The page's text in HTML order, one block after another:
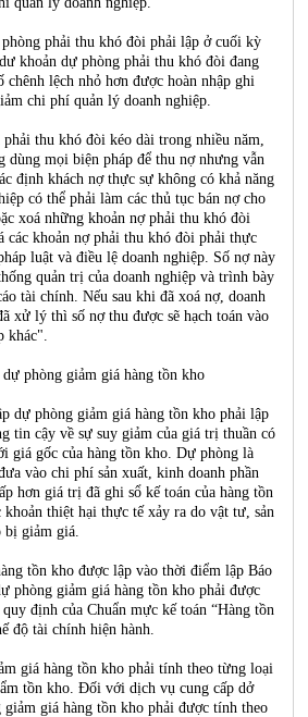
phải thu khó đòi phải lập ở cuối kỳ
khoản dự phòng phải thu khó đòi đang
chênh lệch nhỏ hơn được hoàn nhập ghi
chi phí quản lý doanh nghiệp.
thu khó đòi kéo dài trong nhiều năm,
dùng mọi biện pháp để thu nợ nhưng vẫn
định khách nợ thực sự không có khả năng
có thể phải làm các thủ tục bán nợ cho
xoá những khoản nợ phải thu khó đòi
các khoản nợ phải thu khó đòi phải thực
luật và điều lệ doanh nghiệp. Số nợ này
quản trị của doanh nghiệp và trình bày
tài chính. Nếu sau khi đã xoá nợ, doanh
xử lý thì số nợ thu được sẽ hạch toán vào
khác".
phòng giảm giá hàng tồn kho
dự phòng giảm giá hàng tồn kho phải lập
tin cậy về sự suy giảm của giá trị thuần có
giá gốc của hàng tồn kho. Dự phòng là
vào chi phí sản xuất, kinh doanh phần
hơn giá trị đã ghi sổ kế toán của hàng tồn
khoản thiệt hại thực tế xảy ra do vật tư, sản
bị giảm giá.
tồn kho được lập vào thời điểm lập Báo
phòng giảm giá hàng tồn kho phải được
định của Chuẩn mực kế toán “Hàng tồn
độ tài chính hiện hành.
giá hàng tồn kho phải tính theo từng loại
tồn kho. Đối với dịch vụ cung cấp dở
giá hàng tồn kho phải được tính theo